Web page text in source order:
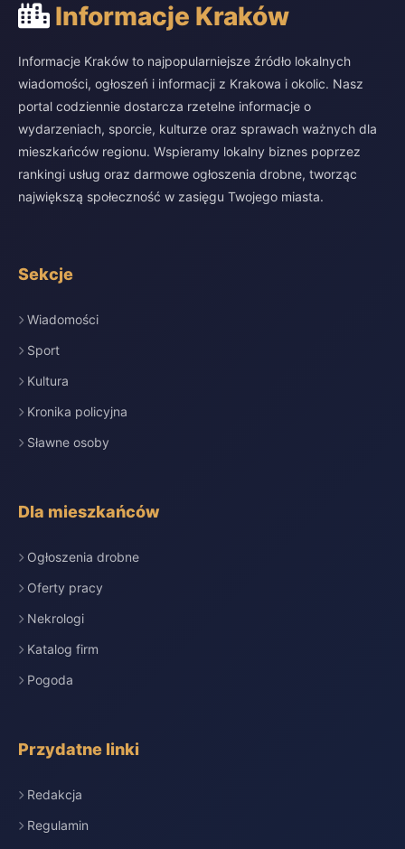
Informacje Kraków
Informacje Kraków to najpopularniejsze źródło lokalnych
wiadomości, ogłoszeń i informacji z Krakowa i okolic. Nasz
portal codziennie dostarcza rzetelne informacje o
wydarzeniach, sporcie, kulturze oraz sprawach ważnych dla
mieszkańców regionu. Wspieramy lokalny biznes poprzez
rankingi usług oraz darmowe ogłoszenia drobne, tworząc
największą społeczność w zasięgu Twojego miasta.
Sekcje
Wiadomości
Sport
Kultura
Kronika policyjna
Sławne osoby
Dla mieszkańców
Ogłoszenia drobne
Oferty pracy
Nekrologi
Katalog firm
Pogoda
Przydatne linki
Redakcja
Regulamin